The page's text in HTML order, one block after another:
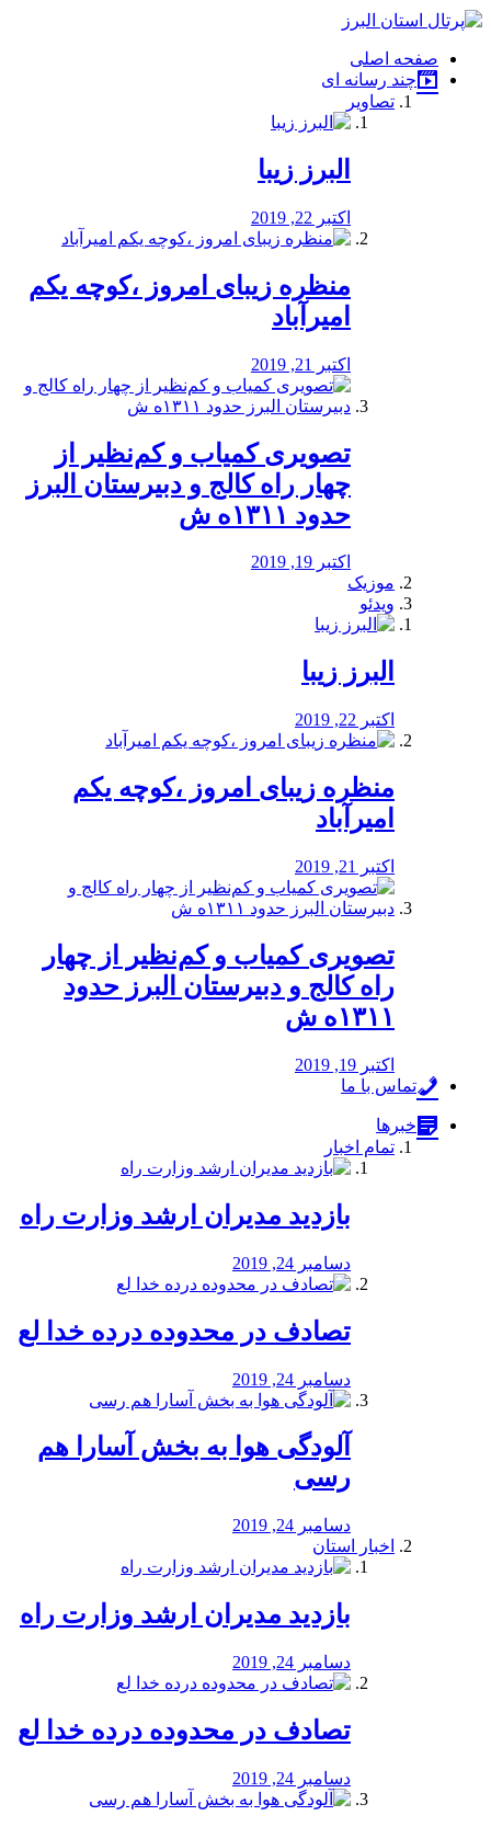
فصد
شرق
تهران
خشکشویی
صفحه اصلی
چند رسانه ای
تصاویر
البرز زیبا
اکتبر 22, 2019
منظره‌‌ زیبای امروز ،کوچه یکم
امیرآباد
اکتبر 21, 2019
️تصویری کمیاب و کم‌نظیر از
چهار راه كالج و دبيرستان البرز
حدود ۱۳۱۱ه ش
اکتبر 19, 2019
موزیک
ویدئو
البرز زیبا
اکتبر 22, 2019
منظره‌‌ زیبای امروز ،کوچه یکم
امیرآباد
اکتبر 21, 2019
️تصویری کمیاب و کم‌نظیر از چهار
راه كالج و دبيرستان البرز حدود
۱۳۱۱ه ش
اکتبر 19, 2019
تماس با ما
خبرها
تمام اخبار
بازدید مدیران ارشد وزارت راه
دسامبر 24, 2019
تصادف در محدوده درده خدا لع
دسامبر 24, 2019
آلودگی هوا به بخش آسارا هم
رسی
دسامبر 24, 2019
اخبار استان
بازدید مدیران ارشد وزارت راه
دسامبر 24, 2019
تصادف در محدوده درده خدا لع
دسامبر 24, 2019